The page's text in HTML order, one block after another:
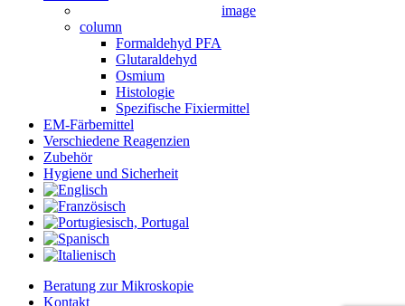
image
column
Formaldehyd PFA
Glutaraldehyd
Osmium
Histologie
Spezifische Fixiermittel
EM-Färbemittel
Verschiedene Reagenzien
Zubehör
Hygiene und Sicherheit
Beratung zur Mikroskopie
Kontakt